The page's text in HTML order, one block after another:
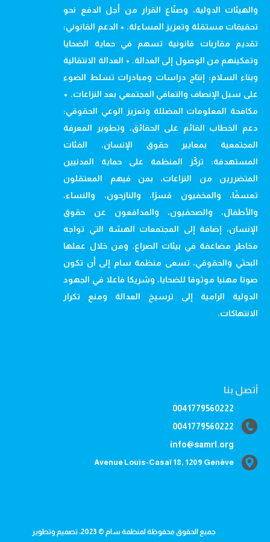
والهيئات الدولية، وصنّاع القرار من أجل الدفع نحو
تحقيقات مستقلة وتعزيز المساءلة. • الدعم القانوني:
تقديم مقاربات قانونية تسهم في حماية الضحايا
وتمكينهم من الوصول إلى العدالة. • العدالة الانتقالية
وبناء السلام: إنتاج دراسات ومبادرات تسلط الضوء
على سبل الإنصاف والتعافي المجتمعي بعد النزاعات. •
مكافحة المعلومات المضللة وتعزيز الوعي الحقوقي:
دعم الخطاب القائم على الحقائق، وتطوير المعرفة
المجتمعية بمعايير حقوق الإنسان. الفئات
المستهدفة: تركّز المنظمة على حماية المدنيين
المتضررين من النزاعات، بمن فيهم المعتقلون
تعسفًا، والمخفيون قسرًا، والنازحون، والنساء،
والأطفال، والصحفيون، والمدافعون عن حقوق
الإنسان، إضافة إلى المجتمعات الهشة التي تواجه
مخاطر مضاعفة في بيئات الصراع. ومن خلال عملها
البحثي والحقوقي، تسعى منظمة سام إلى أن تكون
صوتا مهنيا موثوقا للضحايا، وشريكا فاعلا في الجهود
الدولية الرامية إلى ترسيخ العدالة ومنع تكرار
الانتهاكات.
أتصل بنا
0041779560222
0041779560222
info@samrl.org
Avenue Louis-Casaï 18, 1209 Genève
جميع الحقوق محفوظة لمنظمة سام © 2023، تصميم وتطوير